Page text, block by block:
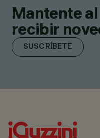
Mantente
recibir
SUSCRÍBETE